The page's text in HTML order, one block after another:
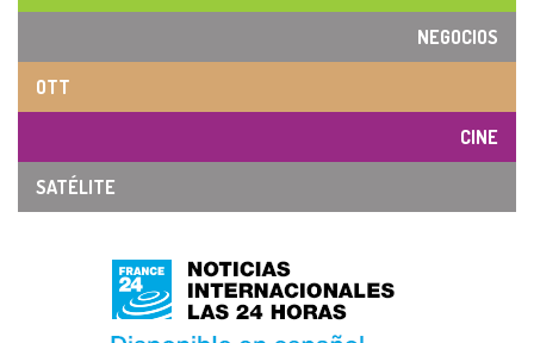
NEGOCIOS
OTT
CINE
SATÉLITE